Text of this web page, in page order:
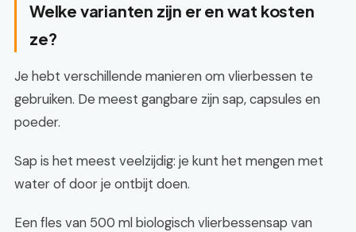
Welke varianten zijn er en wat kosten
ze?
Je hebt verschillende manieren om vlierbessen te
gebruiken. De meest gangbare zijn sap, capsules en
poeder.
Sap is het meest veelzijdig: je kunt het mengen met
water of door je ontbijt doen.
Een fles van 500 ml biologisch vlierbessensap van